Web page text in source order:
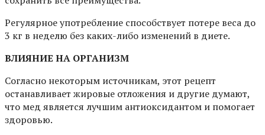
Регулярное употребление способствует потере веса до
3 кг в неделю без каких-либо изменений в диете.
ВЛИЯНИЕ НА ОРГАНИЗМ
Согласно некоторым источникам, этот рецепт
останавливает жировые отложения и другие думают,
что мед является лучшим антиоксидантом и помогает
здоровью.